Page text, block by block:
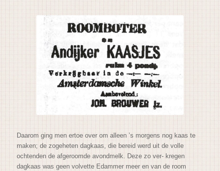
Daarom ging men ertoe over om alleen ’s morgens nog kaas te
maken; de zogeheten dagkaas, die bereid werd uit de volle
ochtenden de afgeroomde avondmelk. Deze zo ver- kregen
dagkaas was geen volvette Edammer meer en van de room